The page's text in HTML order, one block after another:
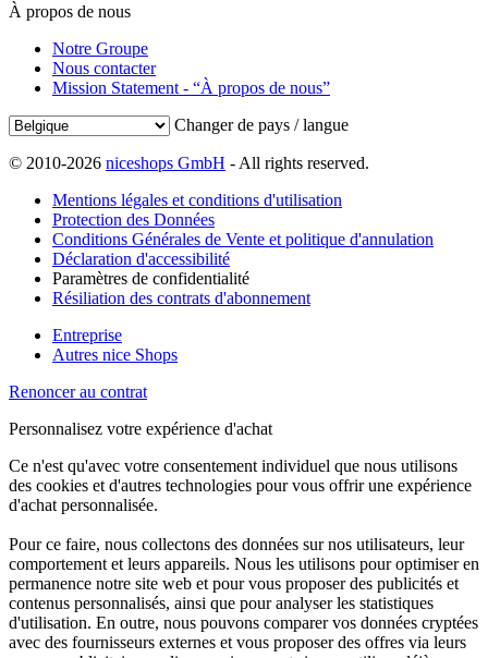
À propos de nous
Notre Groupe
Nous contacter
Mission Statement - “À propos de nous”
Changer de pays / langue
© 2010-2026 niceshops GmbH - All rights reserved.
Mentions légales et conditions d'utilisation
Protection des Données
Conditions Générales de Vente et politique d'annulation
Déclaration d'accessibilité
Paramètres de confidentialité
Résiliation des contrats d'abonnement
Entreprise
Autres nice Shops
Renoncer au contrat
Personnalisez votre expérience d'achat
Ce n'est qu'avec votre consentement individuel que nous utilisons
des cookies et d'autres technologies pour vous offrir une expérience
d'achat personnalisée.
Pour ce faire, nous collectons des données sur nos utilisateurs, leur
comportement et leurs appareils. Nous les utilisons pour optimiser en
permanence notre site web et pour vous proposer des publicités et
contenus personnalisés, ainsi que pour analyser les statistiques
d'utilisation. En outre, nous pouvons comparer vos données cryptées
avec des fournisseurs externes et vous proposer des offres via leurs